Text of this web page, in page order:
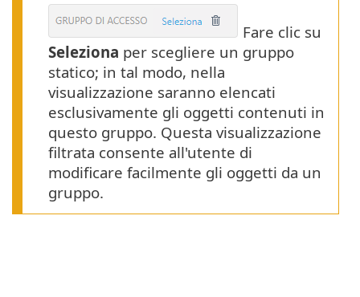
Fare clic su
Seleziona per scegliere un gruppo
statico; in tal modo, nella
visualizzazione saranno elencati
esclusivamente gli oggetti contenuti in
questo gruppo. Questa visualizzazione
filtrata consente all'utente di
modificare facilmente gli oggetti da un
gruppo.